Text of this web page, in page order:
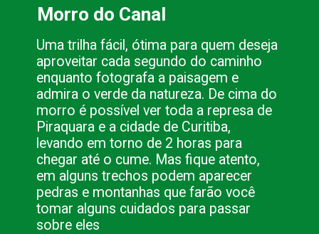
Morro do Canal
Uma trilha fácil, ótima para quem deseja
aproveitar cada segundo do caminho
enquanto fotografa a paisagem e
admira o verde da natureza. De cima do
morro é possível ver toda a represa de
Piraquara e a cidade de Curitiba,
levando em torno de 2 horas para
chegar até o cume. Mas fique atento,
em alguns trechos podem aparecer
pedras e montanhas que farão você
tomar alguns cuidados para passar
sobre eles